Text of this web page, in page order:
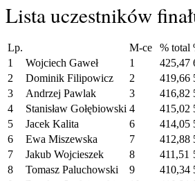
Lista uczestników
Lp. M-ce % total
1
Wojciech Gaweł 1 425,47
2
Dominik Filipowicz 2 419,66
3
Andrzej Pawlak 3 416,82
4
Stanisław Gołębiowski 4 415,02
5
Jacek Kalita 6 414,05
6
Ewa Miszewska 7 412,88
7
Jakub Wojcieszek 8 411,51
8
Tomasz Paluchowski 9 410,34